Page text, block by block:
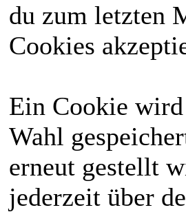
du zum letzten
Cookies
Ein Cookie
Wahl
erneut gestellt
jederzeit über